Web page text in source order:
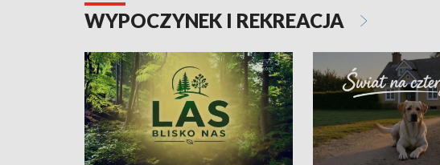
WYPOCZYNEK I REKREACJA